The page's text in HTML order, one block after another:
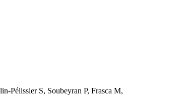
Pélissier S, Soubeyran P, Frasca M,